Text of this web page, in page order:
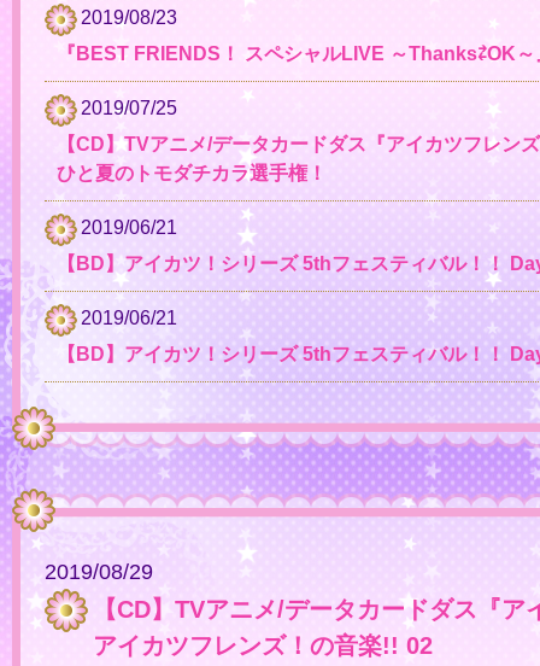
2019/08/23
『BEST FRIENDS！ スペシャルLIVE ～Thanks⇄OK
2019/07/25
【CD】TVアニメ/データカードダス『アイカツフレン
ひと夏のトモダチカラ選手権！
2019/06/21
【BD】アイカツ！シリーズ 5thフェスティバル！！
2019/06/21
【BD】アイカツ！シリーズ 5thフェスティバル！！
2019/08/29
【CD】TVアニメ/データカードダス『
アイカツフレンズ！の音楽!! 02